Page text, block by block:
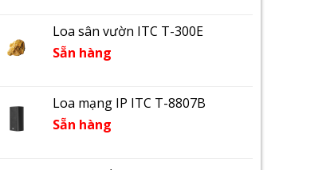
Loa sân vườn ITC T-300E
Sẵn hàng
Loa mạng IP ITC T-8807B
Sẵn hàng